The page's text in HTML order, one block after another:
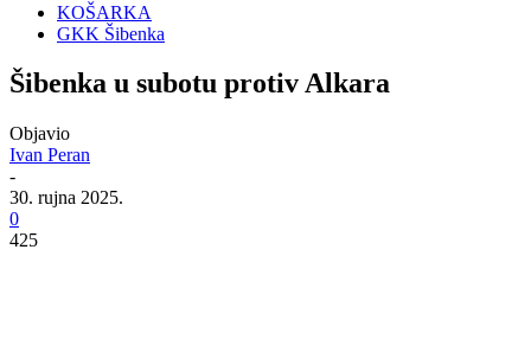
KOŠARKA
GKK Šibenka
Šibenka u subotu protiv Alkara
Objavio
Ivan Peran
-
30. rujna 2025.
0
425